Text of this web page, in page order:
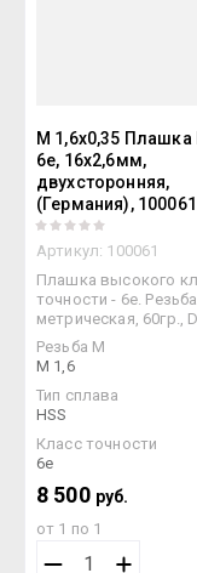
M 1,6x0,35 Плашка
6e, 16x2,6мм,
двухсторонняя,
(Германия), 100061
Артикул: 100061
Плашка высокого
точности - 6e. Резьба
метрическая, 60гр.,
Резьба М
M 1,6
Тип сплава
HSS
Класс точности
6e
8 500 руб.
от 1 по 1